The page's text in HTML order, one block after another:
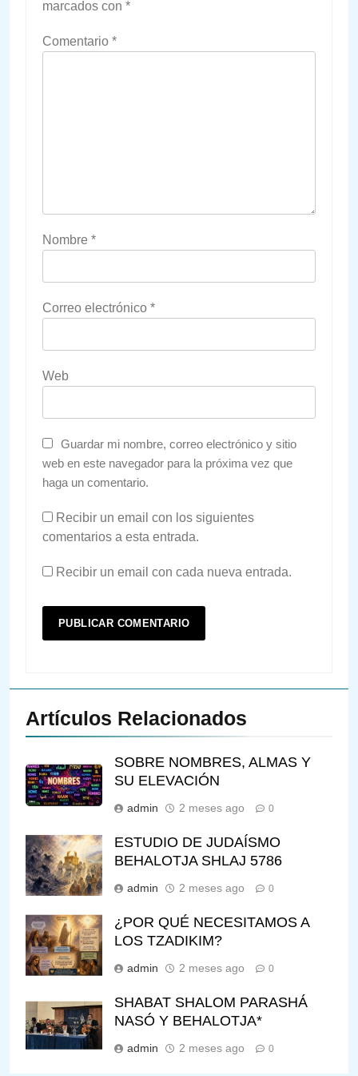
marcados con *
Comentario *
Nombre *
Correo electrónico *
Web
Guardar mi nombre, correo electrónico y sitio
web en este navegador para la próxima vez que
haga un comentario.
Recibir un email con los siguientes
comentarios a esta entrada.
Recibir un email con cada nueva entrada.
Artículos Relacionados
SOBRE NOMBRES, ALMAS Y
SU ELEVACIÓN
admin 2 meses ago 0
ESTUDIO DE JUDAÍSMO
BEHALOTJA SHLAJ 5786
admin 2 meses ago 0
¿POR QUÉ NECESITAMOS A
LOS TZADIKIM?
admin 2 meses ago 0
SHABAT SHALOM PARASHÁ
NASÓ Y BEHALOTJA*
admin 2 meses ago 0